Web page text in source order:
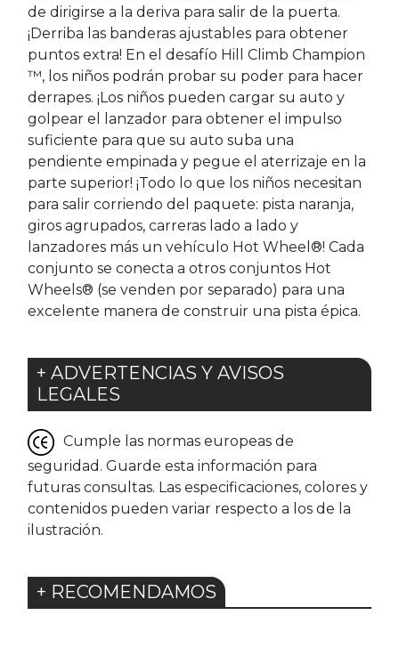
de dirigirse a la deriva para salir de la puerta.
¡Derriba las banderas ajustables para obtener
puntos extra! En el desafío Hill Climb Champion
™, los niños podrán probar su poder para hacer
derrapes. ¡Los niños pueden cargar su auto y
golpear el lanzador para obtener el impulso
suficiente para que su auto suba una
pendiente empinada y pegue el aterrizaje en la
parte superior! ¡Todo lo que los niños necesitan
para salir corriendo del paquete: pista naranja,
giros agrupados, carreras lado a lado y
lanzadores más un vehículo Hot Wheel®! Cada
conjunto se conecta a otros conjuntos Hot
Wheels® (se venden por separado) para una
excelente manera de construir una pista épica.
+ ADVERTENCIAS Y AVISOS
LEGALES
Cumple las normas europeas de
seguridad. Guarde esta información para
futuras consultas. Las especificaciones, colores y
contenidos pueden variar respecto a los de la
ilustración.
+ RECOMENDAMOS